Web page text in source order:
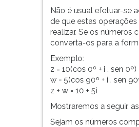
Não é usual efetuar-se
de que estas
realizar. Se os números
converta-os para a
Exemplo:
z = 10(cos 0º + i . sen 0º)
w = 5(cos 90º + i . sen
z + w = 10 + 5i
Mostraremos a seguir,
Sejam os números